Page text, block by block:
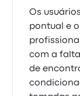
Os
pontual e
com a
de